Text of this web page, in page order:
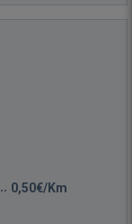
0,50€/Km